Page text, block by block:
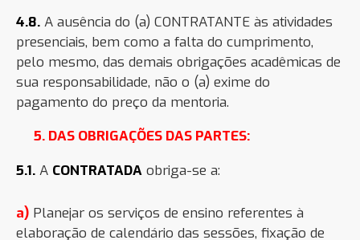
4.8. A ausência do (a) CONTRATANTE às atividades
presenciais, bem como a falta do cumprimento,
pelo mesmo, das demais obrigações acadêmicas de
sua responsabilidade, não o (a) exime do
pagamento do preço da mentoria.
5. DAS OBRIGAÇÕES DAS PARTES:
5.1. A CONTRATADA obriga-se a:
a) Planejar os serviços de ensino referentes à
elaboração de calendário das sessões, fixação de